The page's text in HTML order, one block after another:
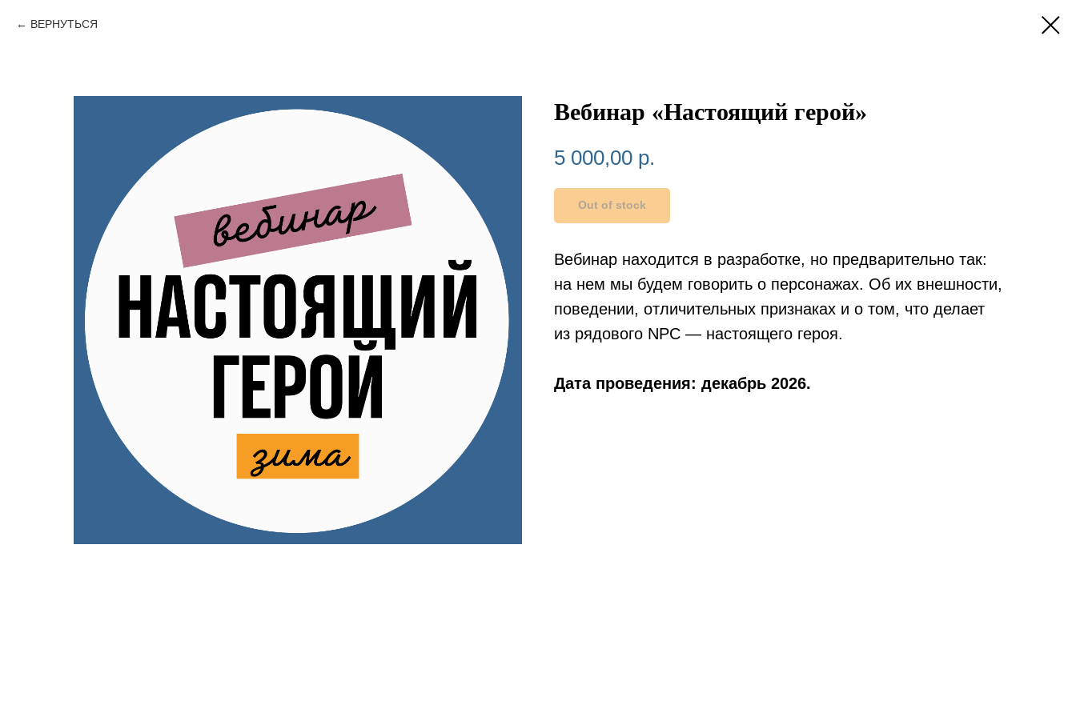
ВЕРНУТЬСЯ
Вебинар «Настоящий герой»
5 000,00 р.
Out of stock
Вебинар находится в разработке, но предварительно так:
на нем мы будем говорить о персонажах. Об их внешности,
поведении, отличительных признаках и о том, что делает
из рядового NPC — настоящего героя.
Дата проведения: декабрь 2026.